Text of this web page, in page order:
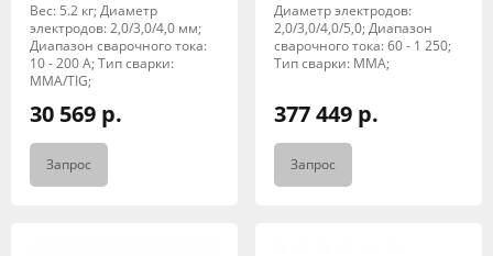
Вес: 5.2 кг; Диаметр
электродов: 2,0/3,0/4,0 мм;
Диапазон сварочного тока:
10 - 200 А; Тип сварки:
MMA/TIG;
30 569 р.
Запрос
Диаметр электродов:
2,0/3,0/4,0/5,0; Диапазон
сварочного тока: 60 - 1 250;
Тип сварки: MMA;
377 449 р.
Запрос